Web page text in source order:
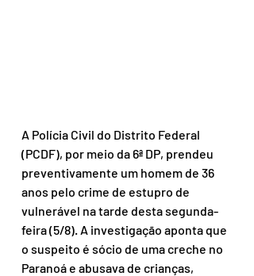
A Polícia Civil do Distrito Federal
(PCDF), por meio da 6ª DP, prendeu
preventivamente um homem de 36
anos pelo crime de estupro de
vulnerável na tarde desta segunda-
feira (5/8). A investigação aponta que
o suspeito é sócio de uma creche no
Paranoá e abusava de crianças,